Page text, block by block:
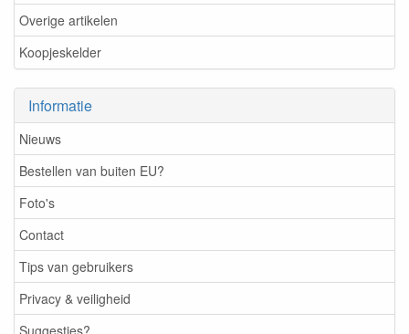
Overige artikelen
Koopjeskelder
Informatie
Nieuws
Bestellen van buiten EU?
Foto's
Contact
Tips van gebruikers
Privacy & veiligheid
Suggesties?